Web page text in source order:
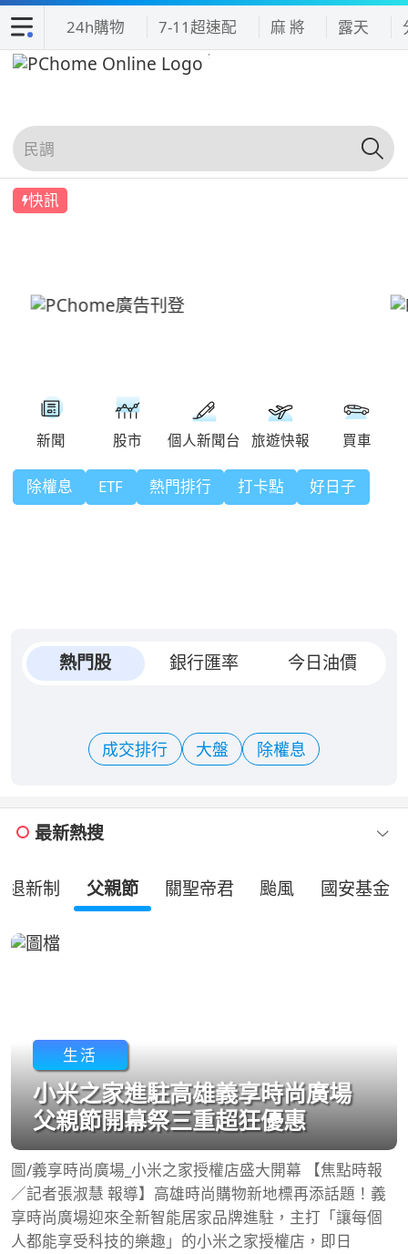
24h購物 7-11超速配 麻 將 露天
快訊
除權息 ETF 熱門排行 打卡點 好日子
熱門股 銀行匯率 今日油價
成交排行 大盤 除權息
最新熱搜
退新制 父親節 關聖帝君 颱風 國安基金
生活
小米之家進駐高雄義享時尚廣場
父親節開幕祭三重超狂優惠
圖/義享時尚廣場_小米之家授權店盛大開幕 【焦點時報
／記者張淑慧 報導】高雄時尚購物新地標再添話題！義
享時尚廣場迎來全新智能居家品牌進駐，主打「讓每個
人都能享受科技的樂趣」的小米之家授權店，即日